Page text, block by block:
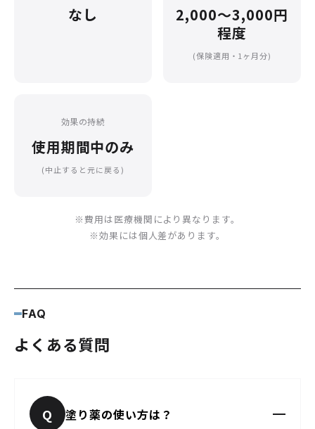
なし
2,000〜3,000円
程度
(保険適用・1ヶ月分)
効果の持続
使用期間中のみ
(中止すると元に戻る)
※費用は医療機関により異なります。
※効果には個人差があります。
FAQ
よくある質問
Q 塗り薬の使い方は？